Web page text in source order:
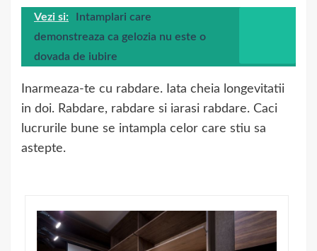
Vezi si:
Intamplari care
demonstreaza ca gelozia nu este o
dovada de iubire
Inarmeaza-te cu rabdare. Iata cheia longevitatii
in doi. Rabdare, rabdare si iarasi rabdare. Caci
lucrurile bune se intampla celor care stiu sa
astepte.